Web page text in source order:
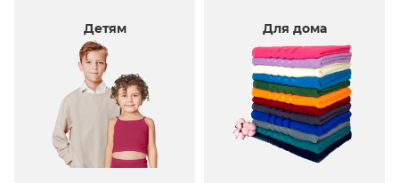
Детям Для дома